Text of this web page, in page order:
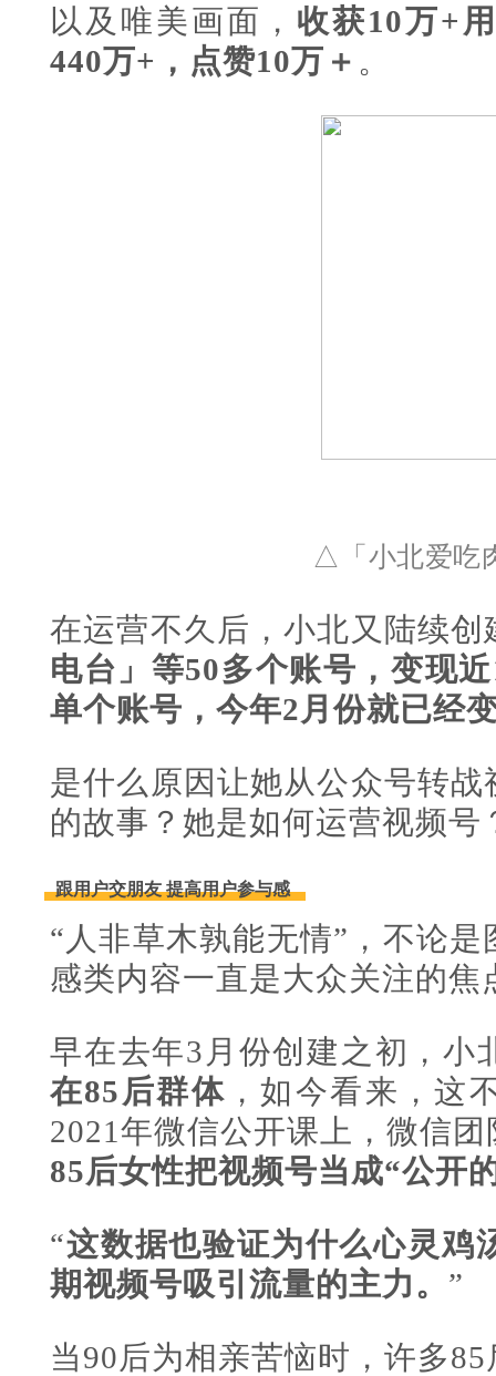
以及唯美画面， 收获10万+
440万+，点赞10万＋ 。
△ 「小北爱吃
在运营不久后，小北又陆续创
电台」等50多个账号，变现
单个账号，今年2月份就已经
是什么原因让她从公众号转
的故事？她是如何运营视频号
跟用户交朋友 提高用户参与感
“人非草木孰能无情”，不论
感类内容一直是大众关注的焦
早在去年3月份创建之初，小
在85后群体 ，如今看来，这
2021年微信公开课上 ， 微信团
85后女性把视频号当成“公开
“这数据也验证为什么心灵鸡
期视频号吸引流量的主力。 ”
当90后为相亲苦恼时，许多